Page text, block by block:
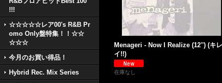
!!!
☆☆☆☆☆レア00's R&B Pr
omo Only盤特集！！☆☆
☆☆☆
今月のお買い得品！
Hybrid Rec. Mix Series
Menageri - Now I Realize (12'') (キレ
イ!!)
在庫なし